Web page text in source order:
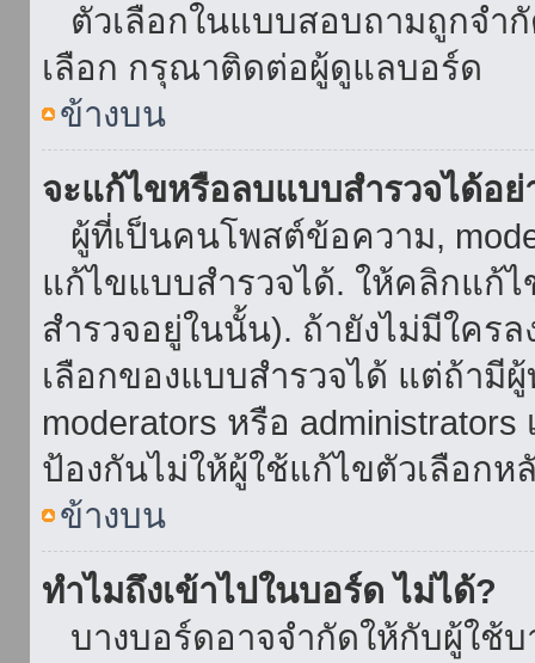
ตัวเลือกในแบบสอบถามถูกจำ
เลือก กรุณาติดต่อผู้ดูแลบอร์ด
ข้างบน
จะแก้ไขหรือลบแบบสำรวจได้อย่
ผู้ที่เป็นคนโพสต์ข้อความ,
แก้ไขแบบสำรวจได้. ให้คลิกแก้
สำรวจอยู่ในนั้น). ถ้ายังไม่มีใค
เลือกของแบบสำรวจได้ แต่ถ้ามี
moderators หรือ
ป้องกันไม่ให้ผู้ใช้แก้ไขตัวเลือกห
ข้างบน
ทำไมถึงเข้าไปในบอร์ด ไม่ได้?
บางบอร์ดอาจจำกัดให้กับผู้ใช้บ